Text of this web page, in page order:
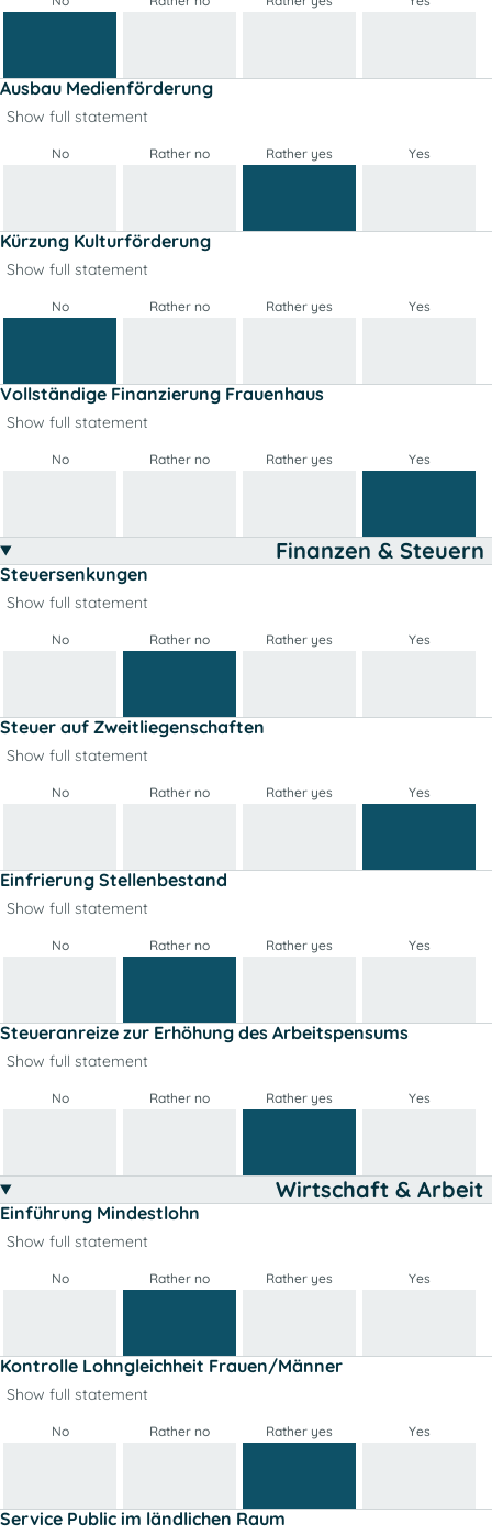
Ausbau Medienförderung
Show full statement
No Rather no Rather yes Yes
Kürzung Kulturförderung
Show full statement
No Rather no Rather yes Yes
Vollständige Finanzierung Frauenhaus
Show full statement
No Rather no Rather yes Yes
Finanzen & Steuern
Steuersenkungen
Show full statement
No Rather no Rather yes Yes
Steuer auf Zweitliegenschaften
Show full statement
No Rather no Rather yes Yes
Einfrierung Stellenbestand
Show full statement
No Rather no Rather yes Yes
Steueranreize zur Erhöhung des Arbeitspensums
Show full statement
No Rather no Rather yes Yes
Wirtschaft & Arbeit
Einführung Mindestlohn
Show full statement
No Rather no Rather yes Yes
Kontrolle Lohngleichheit Frauen/Männer
Show full statement
No Rather no Rather yes Yes
Service Public im ländlichen Raum